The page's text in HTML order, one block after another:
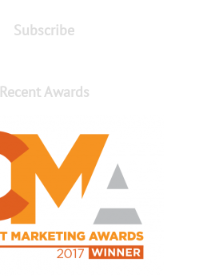
Subscribe
Recent Awards